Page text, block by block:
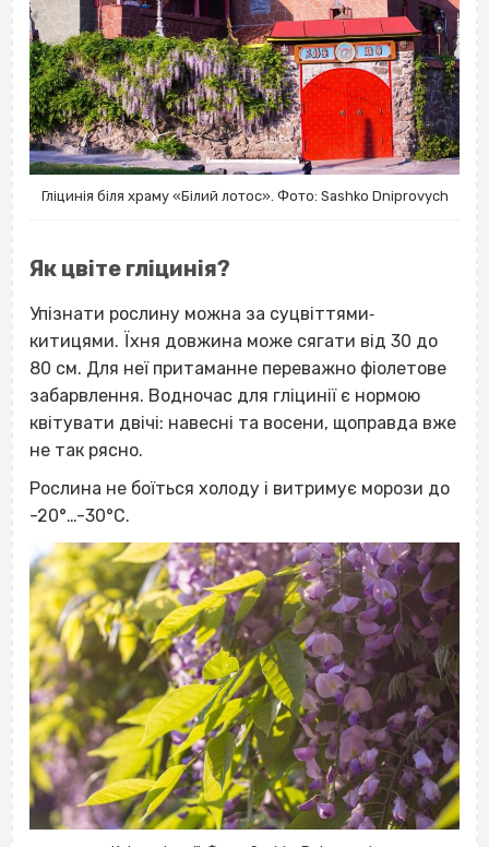
Гліцинія біля храму «Білий лотос». Фото: Sashko Dniprovych
Як цвіте гліцинія?
Упізнати рослину можна за суцвіттями‐
китицями. Їхня довжина може сягати від 30 до
80 см. Для неї притаманне переважно фіолетове
забарвлення. Водночас для гліцинії є нормою
квітувати двічі: навесні та восени, щоправда вже
не так рясно.
Рослина не боїться холоду і витримує морози до
-20°…-30°С.